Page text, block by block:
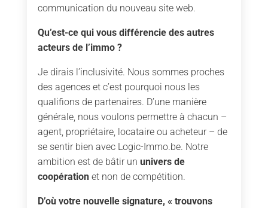
communication du nouveau site web.
Qu’est-ce qui vous différencie des autres
acteurs de l’immo ?
Je dirais l’inclusivité. Nous sommes proches
des agences et c’est pourquoi nous les
qualifions de partenaires. D’une manière
générale, nous voulons permettre à chacun –
agent, propriétaire, locataire ou acheteur – de
se sentir bien avec Logic-Immo.be. Notre
ambition est de bâtir un univers de
coopérationet non de compétition.
D’où votre nouvelle signature, « trouvons